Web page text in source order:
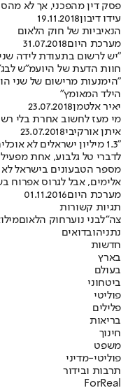
פסק דין מהפכני, אך לא
עידו דיבון19.11.2018
הנאיביות של חוק הלאום
מערכת היום31.07.2018
"יש לרשום בתעודת לידה
חוות הדעת של היועמ"ש
"הימנעות מרישום של שני
הילד המאומץ"
יאיר אלטמן23.07.2018
מי מעז לחשוב אחרת בלי
איתן אורקיבי23.07.2018
"1.3 מיליון ישראלים לא אוכלים חיות"
לדברי טל גלבוע, אחת
מספר הטבעונים בישראל
אלימים, אבל לגרוס אפרוח
מערכת היום01.11.2016
תגיות קשורות
צה"לבני נוערחוק הלאום
נתניהובדואים
חדשות
בארץ
בעולם
ביטחוני
פוליטי
פלילים
בריאות
חינוך
משפט
פוליטי-מדיני
תרבות ובידור
ForReal